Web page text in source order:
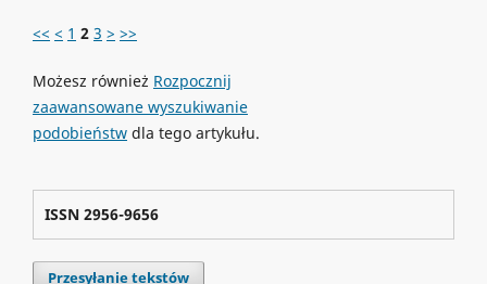
<< < 1 2 3 > >>
Możesz również Rozpocznij
zaawansowane wyszukiwanie
podobieństwdla tego artykułu.
ISSN 2956-9656
Przesyłanie tekstów